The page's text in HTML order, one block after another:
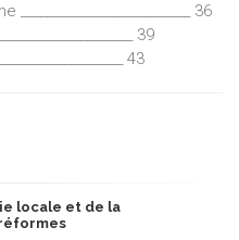
36
39
43
locale et de la